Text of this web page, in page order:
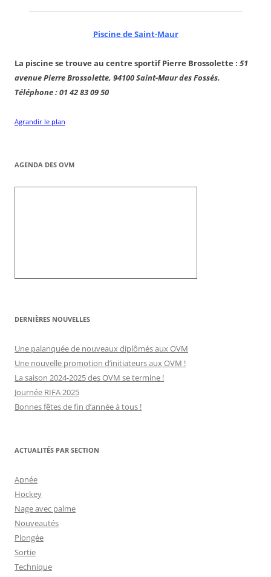
Piscine de Saint-Maur
La piscine se trouve au centre sportif Pierre Brossolette : 51
avenue Pierre Brossolette, 94100 Saint-Maur des Fossés.
Téléphone : 01 42 83 09 50
Agrandir le plan
AGENDA DES OVM
DERNIÈRES NOUVELLES
Une palanquée de nouveaux diplômés aux OVM
Une nouvelle promotion d’initiateurs aux OVM !
La saison 2024-2025 des OVM se termine !
Journée RIFA 2025
Bonnes fêtes de fin d’année à tous !
ACTUALITÉS PAR SECTION
Apnée
Hockey
Nage avec palme
Nouveautés
Plongée
Sortie
Technique